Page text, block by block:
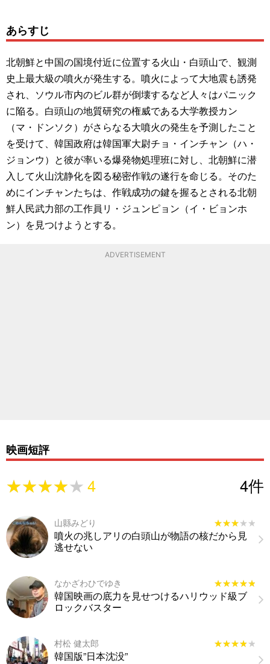
あらすじ
北朝鮮と中国の国境付近に位置する火山・白頭山で、観測
史上最大級の噴火が発生する。噴火によって大地震も誘発
され、ソウル市内のビル群が倒壊するなど人々はパニック
に陥る。白頭山の地質研究の権威である大学教授カン
（マ・ドンソク）がさらなる大噴火の発生を予測したこと
を受けて、韓国政府は韓国軍大尉チョ・インチャン（ハ・
ジョンウ）と彼が率いる爆発物処理班に対し、北朝鮮に潜
入して火山沈静化を図る秘密作戦の遂行を命じる。そのた
めにインチャンたちは、作戦成功の鍵を握るとされる北朝
鮮人民武力部の工作員リ・ジュンピョン（イ・ビョンホ
ン）を見つけようとする。
ADVERTISEMENT
映画短評
★★★★★
★★★★★4 4件
山縣みどり ★★★★★
★★★★★
噴火の兆しアリの白頭山が物語の核だから見
逃せない
なかざわひでゆき ★★★★★
★★★★★
韓国映画の底力を見せつけるハリウッド級ブ
ロックバスター
村松 健太郎 ★★★★★
★★★★★
韓国版”日本沈没”